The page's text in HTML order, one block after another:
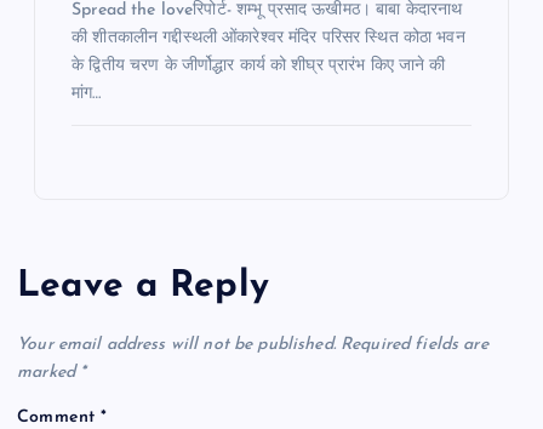
Spread the loveरिपोर्ट- शम्भू प्रसाद ऊखीमठ। बाबा केदारनाथ
की शीतकालीन गद्दीस्थली ओंकारेश्वर मंदिर परिसर स्थित कोठा भवन
के द्वितीय चरण के जीर्णोद्धार कार्य को शीघ्र प्रारंभ किए जाने की
मांग…
Leave a Reply
Your email address will not be published. Required fields are
marked *
Comment*